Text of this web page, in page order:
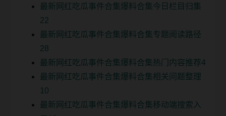
最新网红吃瓜事件合集爆料合集今日栏目归集
22
最新网红吃瓜事件合集爆料合集专题阅读路径
28
最新网红吃瓜事件合集爆料合集热门内容推荐4
最新网红吃瓜事件合集爆料合集相关问题整理
10
最新网红吃瓜事件合集爆料合集移动端搜索入